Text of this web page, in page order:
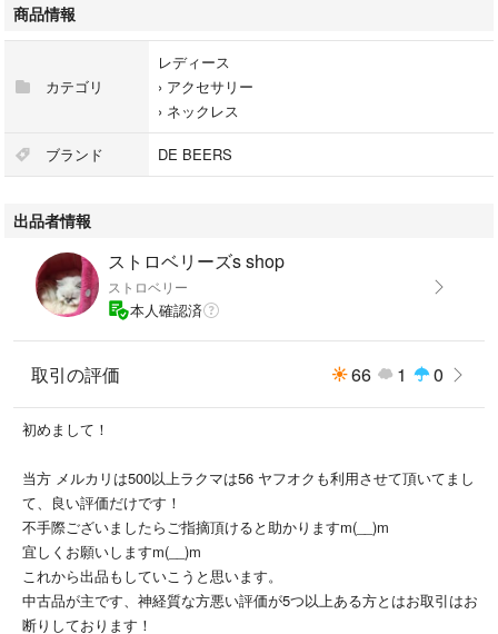
フォーエバーマークは、厳選された美しいダイヤモンドをお届けします。
密なカットと研磨、そして鑑定を経て、世界にただひとつの証が特許技術
により印されます。
フォーエバーマークは、革新的な技術、高い品質と信頼性を保証する取り
組みにより、ダイヤモンド業界をリードしています。
何よりも強く、純粋。地球と共に悠久の時を経て。
フォーエバーマーク ダイヤモンドは、地球とほぼ同じ歳月を重ねていま
す。地中奥深くで30億年を超える時を経て変化し、生成された自然の奇跡
です。発見されることを待ち続け、遂に私たちと出合ったダイヤモンド
は、永遠の輝きを放ちます。
あくまで中古品です。神経質な方の購入はお控え下さい。
他でも出品してますので突然消えたらごめんなさい。
商品情報
カテゴリ
レディース
› アクセサリー
› ネックレス
ブランド DE BEERS
出品者情報
ストロベリーズs shop
ストロベリー
本人確認済
取引の評価 66 1 0
初めまして！
当方 メルカリは500以上ラクマは56 ヤフオクも利用させて頂いてまし
て、良い評価だけです！
不手際ございましたらご指摘頂けると助かりますm(__)m
宜しくお願いしますm(__)m
これから出品もしていこうと思います。
中古品が主です、神経質な方悪い評価が5つ以上ある方とはお取引はお
断りしております！